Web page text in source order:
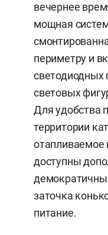
вечернее
мощная
периметру и
светодиодных
световых
Для удобства
территории
доступны
заточка
питание.